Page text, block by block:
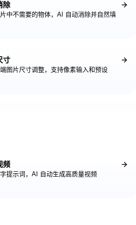
除
中不需要的物体，AI 自动消除并自然填
寸
图片尺寸调整，支持像素输入和预设
频
提示词，AI 自动生成高质量视频